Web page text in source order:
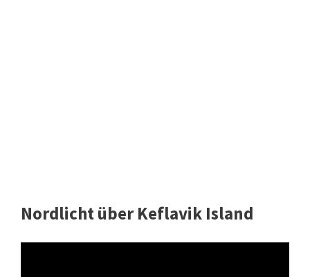
Nordlicht über Keflavik Island